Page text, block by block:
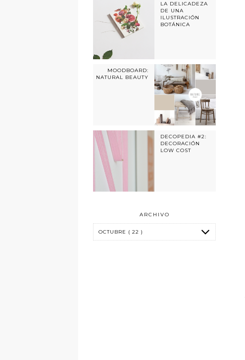
LA DELICADEZA
DE UNA
ILUSTRACIÓN
BOTÁNICA
MOODBOARD:
NATURAL BEAUTY
DECOPEDIA #2:
DECORACIÓN
LOW COST
ARCHIVO